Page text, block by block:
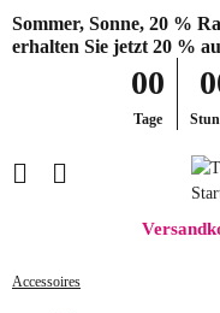
Sommer, Sonne, 20 %
erhalten Sie jetzt 20 %
00
Tage
Accessoires